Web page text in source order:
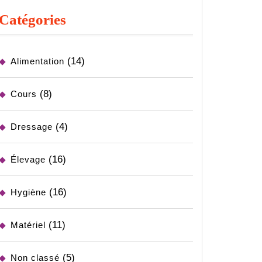
Catégories
Alimentation (14)
Cours (8)
Dressage (4)
Élevage (16)
Hygiène (16)
Matériel (11)
Non classé (5)